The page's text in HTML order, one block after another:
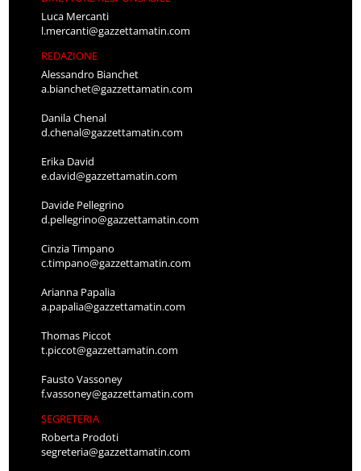
Luca Mercanti
l.mercanti@gazzettamatin.com
REDAZIONE
Alessandro Bianchet
a.bianchet@gazzettamatin.com
Danila Chenal
d.chenal@gazzettamatin.com
Erika David
e.david@gazzettamatin.com
Davide Pellegrino
d.pellegrino@gazzettamatin.com
Cinzia Timpano
c.timpano@gazzettamatin.com
Arianna Papalia
a.papalia@gazzettamatin.com
Thomas Piccot
t.piccot@gazzettamatin.com
Fausto Vassoney
f.vassoney@gazzettamatin.com
SEGRETERIA
Roberta Prodoti
segreteria@gazzettamatin.com